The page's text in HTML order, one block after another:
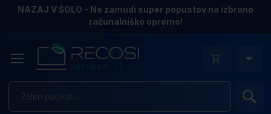
NAZAJ V ŠOLO - Ne zamudi super popustov na izbrano
računalniško opremo!